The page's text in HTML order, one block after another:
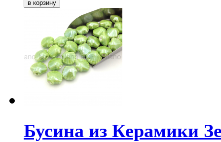
Бусина из Керамики